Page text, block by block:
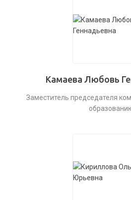
Камаева Любовь
Заместитель председателя